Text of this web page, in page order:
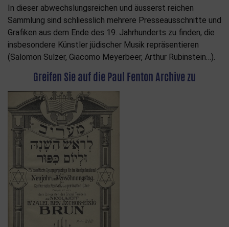
In dieser abwechslungsreichen und äusserst reichen
Sammlung sind schliesslich mehrere Presseausschnitte und
Grafiken aus dem Ende des 19. Jahrhunderts zu finden, die
insbesondere Künstler jüdischer Musik repräsentieren
(Salomon Sulzer, Giacomo Meyerbeer, Arthur Rubinstein…).
Greifen Sie auf die Paul Fenton Archive zu